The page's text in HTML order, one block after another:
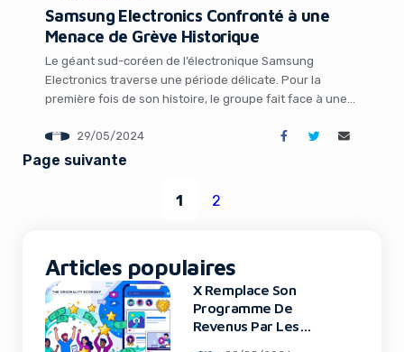
Samsung Electronics Confronté à une
Menace de Grève Historique
Le géant sud-coréen de l’électronique Samsung
Electronics traverse une période délicate. Pour la
première fois de son histoire, le groupe fait face à une
de l’entreprise, représentant environ 20% des effectifs,
soit 28 000 personnes, a en effet appelé les salariés à
29/05/2024
1 2
Page suivante
Articles populaires
X Remplace Son
Programme De
Revenus Par Les